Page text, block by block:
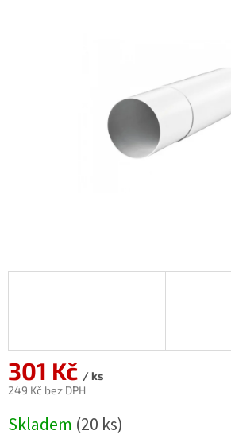
301 Kč / ks
249 Kč bez DPH
cena:
Skladem (20 ks)